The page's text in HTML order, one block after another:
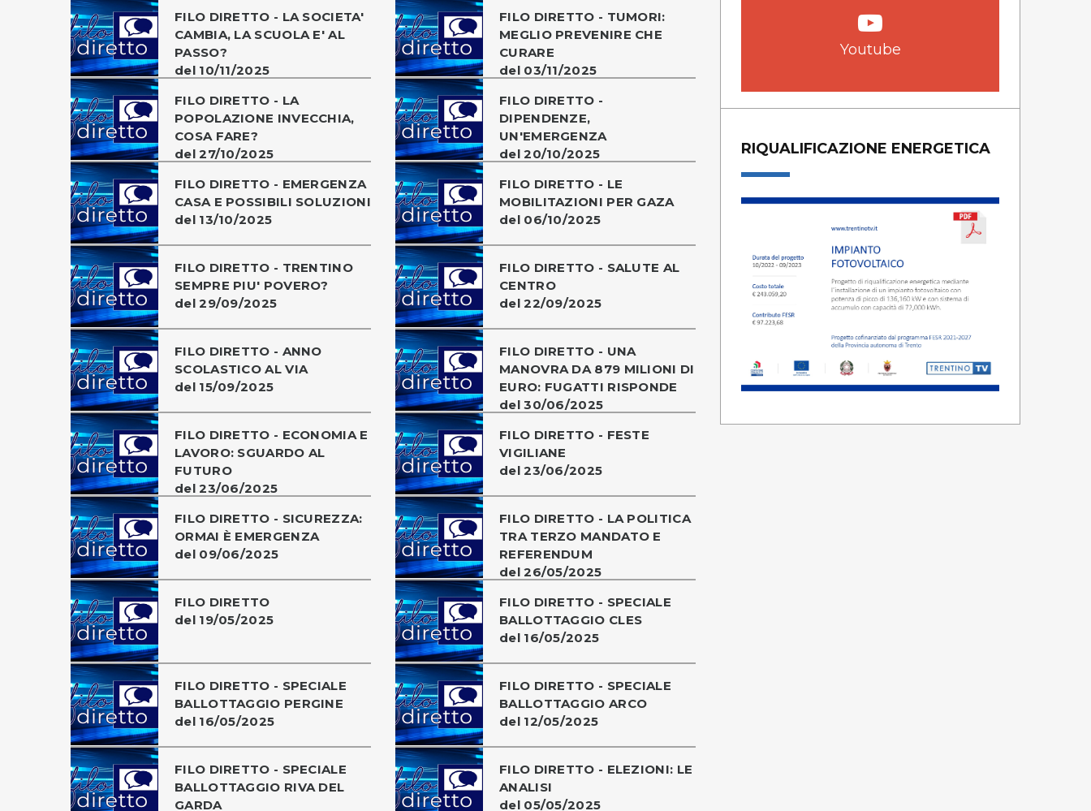
FILO DIRETTO - LA SOCIETA'
CAMBIA, LA SCUOLA E' AL
PASSO?
del 10/11/2025
FILO DIRETTO - TUMORI:
MEGLIO PREVENIRE CHE
CURARE
del 03/11/2025
FILO DIRETTO - LA
POPOLAZIONE INVECCHIA,
COSA FARE?
del 27/10/2025
FILO DIRETTO -
DIPENDENZE,
UN'EMERGENZA
del 20/10/2025
FILO DIRETTO - EMERGENZA
CASA E POSSIBILI SOLUZIONI
del 13/10/2025
FILO DIRETTO - LE
MOBILITAZIONI PER GAZA
del 06/10/2025
FILO DIRETTO - TRENTINO
SEMPRE PIU' POVERO?
del 29/09/2025
FILO DIRETTO - SALUTE AL
CENTRO
del 22/09/2025
FILO DIRETTO - ANNO
SCOLASTICO AL VIA
del 15/09/2025
FILO DIRETTO - UNA
MANOVRA DA 879 MILIONI DI
EURO: FUGATTI RISPONDE
del 30/06/2025
FILO DIRETTO - ECONOMIA E
LAVORO: SGUARDO AL
FUTURO
del 23/06/2025
FILO DIRETTO - FESTE
VIGILIANE
del 23/06/2025
FILO DIRETTO - SICUREZZA:
ORMAI È EMERGENZA
del 09/06/2025
FILO DIRETTO - LA POLITICA
TRA TERZO MANDATO E
REFERENDUM
del 26/05/2025
FILO DIRETTO
del 19/05/2025
FILO DIRETTO - SPECIALE
BALLOTTAGGIO CLES
del 16/05/2025
FILO DIRETTO - SPECIALE
BALLOTTAGGIO PERGINE
del 16/05/2025
FILO DIRETTO - SPECIALE
BALLOTTAGGIO ARCO
del 12/05/2025
FILO DIRETTO - SPECIALE
BALLOTTAGGIO RIVA DEL
GARDA
FILO DIRETTO - ELEZIONI: LE
ANALISI
del 05/05/2025
Youtube
RIQUALIFICAZIONE ENERGETICA